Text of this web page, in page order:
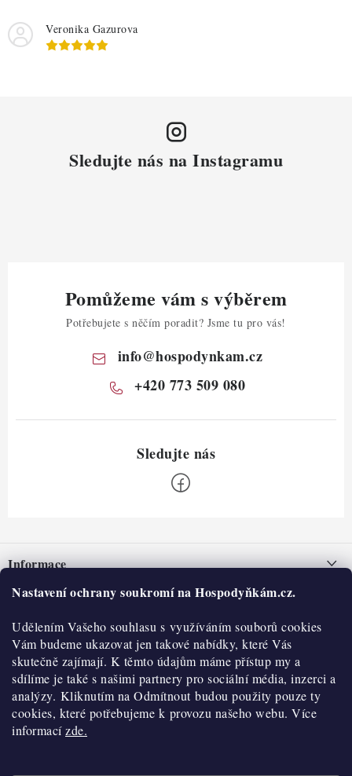
Nastavení ochrany soukromí na Hospodyňkám.cz.
Udělením Vašeho souhlasu s využíváním souborů cookies
Vám budeme ukazovat jen takové nabídky, které Vás
skutečně zajímají. K těmto údajům máme přístup my a
sdílíme je také s našimi partnery pro sociální média, inzerci a
analýzy. Kliknutím na Odmítnout budou použity pouze ty
cookies, které potřebujeme k provozu našeho webu. Více
informacízde.
Veronika Gazurova
Sledujte nás na Instagramu
Pomůžeme vám s výběrem
Potřebujete s něčím poradit? Jsme tu pro vás!
info@hospodynkam.cz
+420 773 509 080
pInformace
Nepřevzetí zásilky na dobírku
Obchodní podmínky
Hodnocení obchodu
Blog
Moje objednávka
O nás
Historie
Kontakty
O nákupu
Reklamace a vratky
Výdejní místa